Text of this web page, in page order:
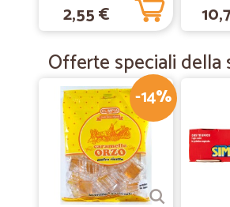
2,55 €
Offerte speciali della
-14%